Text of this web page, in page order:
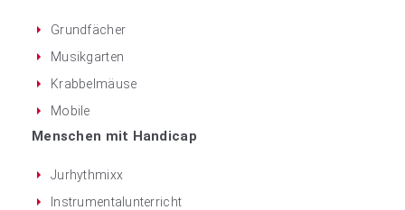
Grundfächer
Musikgarten
Krabbelmäuse
Mobile
Menschen mit Handicap
Jurhythmixx
Instrumentalunterricht